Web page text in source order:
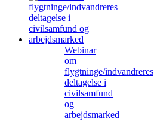
Webinar
om
flygtninge/indvandreres
deltagelse i
civilsamfund
og
arbejdsmarked